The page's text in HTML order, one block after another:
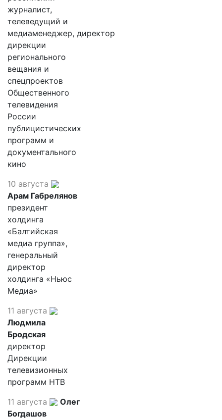
журналист,
телеведущий и
медиаменеджер, директор
дирекции
регионального
вещания и
спецпроектов
Общественного
телевидения
России
публицистических
программ и
документального
кино
10 августа
Арам Габрелянов
президент
холдинга
«Балтийская
медиа группа»,
генеральный
директор
холдинга «Ньюс
Медиа»
11 августа
Людмила
Бродская
директор
Дирекции
телевизионных
программ НТВ
11 августа
Олег
Богдашов